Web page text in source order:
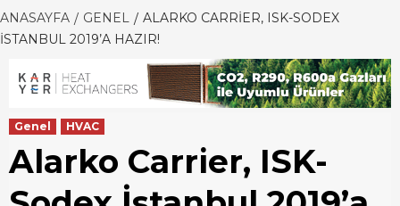
ANASAYFA GENEL
ALARKO CARRIER, ISK-SODEX
İSTANBUL 2019’A HAZIR!
Genel HVAC
Alarko Carrier, ISK-